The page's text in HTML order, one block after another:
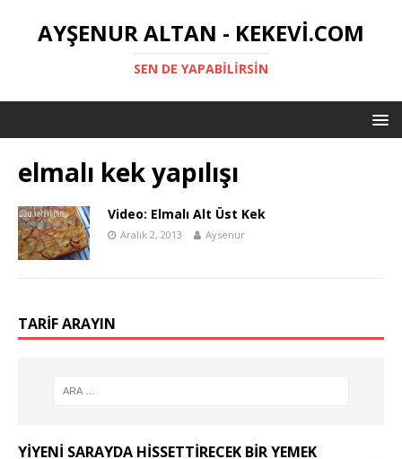
AYŞENUR ALTAN - KEKEVI.COM
SEN DE YAPABILIRSIN
elmalı kek yapılışı
Video: Elmalı Alt Üst Kek
Aralık 2, 2013 Aysenur
TARIF ARAYIN
YIYENI SARAYDA HISSETTIRECEK BIR YEMEK